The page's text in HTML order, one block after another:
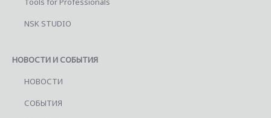
NSK STUDIO
НОВОСТИ И СОБЫТИЯ
НОВОСТИ
СОБЫТИЯ